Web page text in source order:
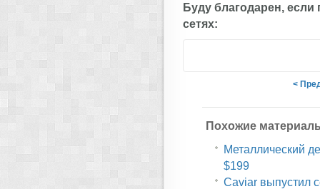
Буду благодарен, если
сетях:
<
Похожие
Металлический
$199
Caviar выпустил